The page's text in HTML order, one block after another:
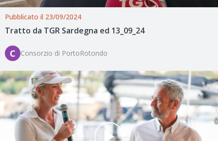
Pubblicato il 23/09/2024
Tratto da TGR Sardegna ed 13_09_24
C Consorzio di PortoRotondo